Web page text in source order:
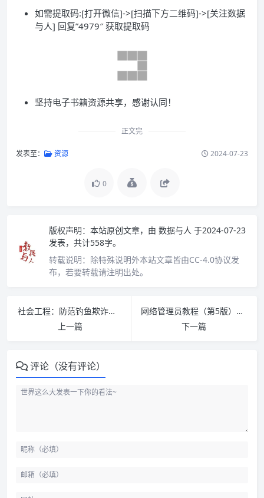
如需提取码:[打开微信]->[扫描下方二维码]->[关注数据
与人] 回复”4979″ 获取提取码
坚持电子书籍资源共享，感谢认同！
正文完
发表至： 资源 2024-07-23
0
版权声明： 本站原创文章，由 数据与人 于2024-07-23
发表，共计558字。
转载说明： 除特殊说明外本站文章皆由CC-4.0协议发
布，若要转载请注明出处。
社会工程：防范钓鱼欺诈（卷3）PDF下载
上一篇
网络管理员教程（第5版）PDF下载
下一篇
评论（没有评论）